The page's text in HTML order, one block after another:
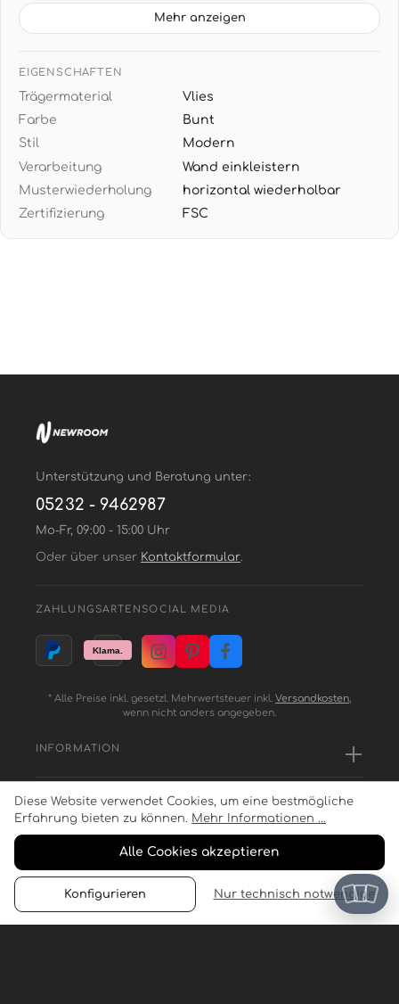
Wandgestaltung die ihre Brillanz behält
GROSSE WANDFLÄCHE: 1,06 m x 3,40 m pro Rolle
Statement-Wand hinter Sofa oder Bett
MODERNE GRAFIK: Vertikale Farbverläufe in
künstlerischer Pinselstrich-Optik schaffen Tiefe
und Bewegung - ideal zu weißen oder
anthrazitfarbenen Möbeln und klaren Linien
EINFACHE VERARBEITUNG: Wand einkleistern und
Tapete aufbringen - restlos trocken abziehbar für
Mehr anzeigen
EIGENSCHAFTEN
Trägermaterial
Vlies
Farbe
Bunt
Stil
Modern
Verarbeitung
Wand einkleistern
Musterwiederholung
horizontal wiederholbar
Zertifizierung
FSC
Unterstützung und Beratung unter:
05232 - 9462987
Mo-Fr, 09:00 - 15:00 Uhr
Oder über unser Kontaktformular.
ZAHLUNGSARTEN SOCIAL MEDIA
* Alle Preise inkl. gesetzl. Mehrwertsteuer inkl. Versandkosten,
wenn nicht anders angegeben.
INFORMATION
SERVICE
Diese Website verwendet Cookies, um eine bestmögliche
Erfahrung bieten zu können. Mehr Informationen ...
Alle Cookies akzeptieren
Konfigurieren Nur technisch notwendige